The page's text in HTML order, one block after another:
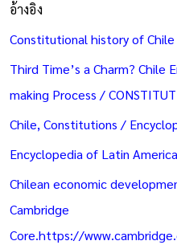
อ้างอิง
Constitutional history of Chile
Third Time’s a Charm? Chile
making Process /
Chile, Constitutions /
Encyclopedia of Latin
Chilean economic
Cambridge
Core.https://